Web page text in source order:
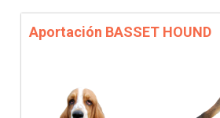
Aportación BASSET HOUND